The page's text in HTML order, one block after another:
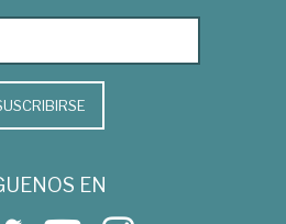
EN